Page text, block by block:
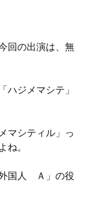
回の出演は、無
ハジメマシテ」
マシティル」っ
ね。
国人 Ａ」の役